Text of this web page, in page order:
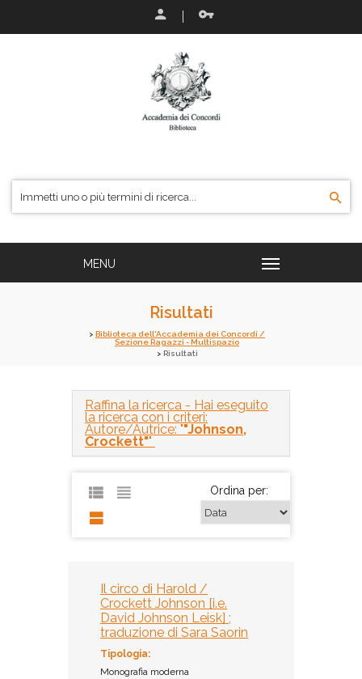
Risultati
Biblioteca dell'Accademia dei Concordi /
Sezione Ragazzi - Multispazio
Risultati
Raffina la ricerca - Hai eseguito
la ricerca con i criteri:
Autore/Autrice: ""Johnson,
Crockett""
Ordina per:
Il circo di Harold /
Crockett Johnson [i.e.
David Johnson Leisk] ;
traduzione di Sara Saorin
Tipologia:
Monografia moderna